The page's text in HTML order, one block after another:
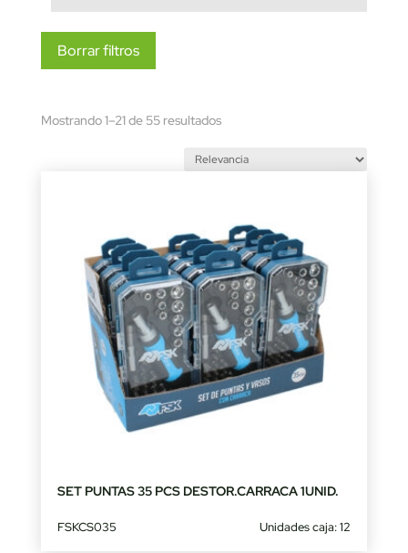
Borrar filtros
Mostrando 1–21 de 55 resultadosSorted
SET PUNTAS 35 PCS DESTOR.CARRACA 1UNID.
FSKCS035 Unidades caja: 12